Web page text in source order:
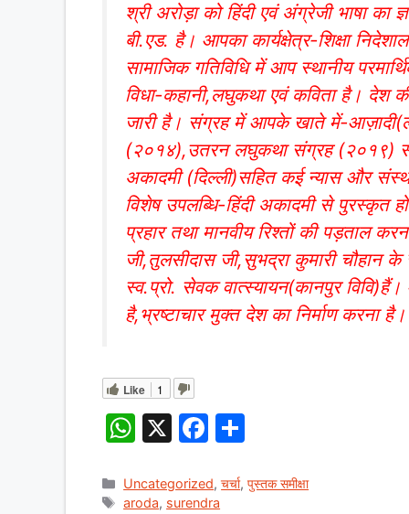
श्री अरोड़ा को हिंदी एवं अंग्रेजी भाषा का
बी.एड. है। आपका कार्यक्षेत्र-शिक्षा
सामाजिक गतिविधि में आप स्थानीय
विधा-कहानी,लघुकथा एवं कविता है। देश
जारी है। संग्रह में आपके खाते में-
(२०१४),उतरन लघुकथा संग्रह (२०१९)
अकादमी (दिल्ली)सहित कई न्यास और
विशेष उपलब्धि-हिंदी अकादमी से पुरस्कृत
प्रहार तथा मानवीय रिश्तों की पड़ताल
जी,तुलसीदास जी,सुभद्रा कुमारी चौहान के
स्व.प्रो. सेवक वात्स्यायन(कानपुर
है,भ्रष्टाचार मुक्त देश का निर्माण करना
Like 1
W
at
X
F
c
ar
Categories
Uncategorized,चर्चा,पुस्तक समीक्षा
Tags
aroda, surendra